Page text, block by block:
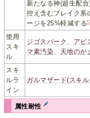
新たなる神(超生配合
控え含むブレイク系
ージを25%軽減する
使用
スキ
ル
ジゴスパーク 、 アビ
マ素汚染、 天地のか
スキ
ルラ
イン
ガルマザード(スキ
属性耐性